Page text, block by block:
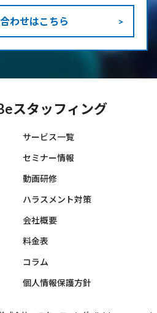
わせはこちら
サービス一覧
セミナー情報
動画研修
ハラスメント対策
会社概要
料金表
コラム
個人情報保護方針